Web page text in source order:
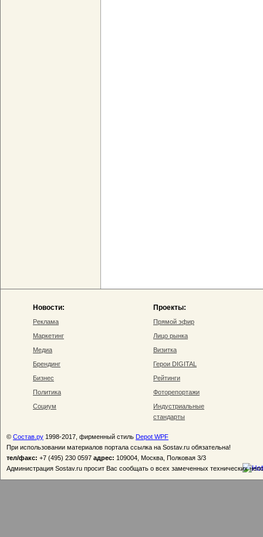
Новости:
Реклама
Маркетинг
Медиа
Брендинг
Бизнес
Политика
Социум
Проекты:
Прямой эфир
Лицо рынка
Визитка
Герои DIGITAL
Рейтинги
Фоторепортажи
Индустриальные
стандарты
© Состав.ру 1998-2017, фирменный стиль Depot WPF
При использовании материалов портала ссылка на Sostav.ru обязательна!
тел/факс: +7 (495) 230 0597 адрес: 109004, Москва, Полковая 3/3
Администрация Sostav.ru просит Вас сообщать о всех замеченных технических